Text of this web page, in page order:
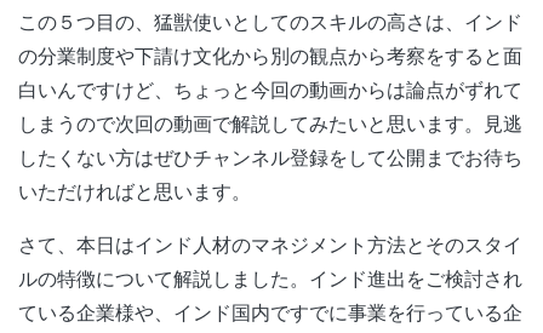
この５つ目の、猛獣使いとしてのスキルの高さは、インド
の分業制度や下請け文化から別の観点から考察をすると面
白いんですけど、ちょっと今回の動画からは論点がずれて
しまうので次回の動画で解説してみたいと思います。見逃
したくない方はぜひチャンネル登録をして公開までお待ち
いただければと思います。
さて、本日はインド人材のマネジメント方法とそのスタイ
ルの特徴について解説しました。インド進出をご検討され
ている企業様や、インド国内ですでに事業を行っている企